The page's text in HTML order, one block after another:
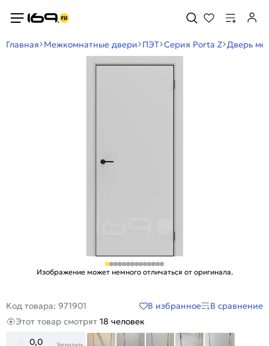
Главная Межкомнатные двери ПЭТ Серия Porta Z Дверь
Изображение может немного отличаться от оригинала.
Код товара: 971901 В избранное
В сравнение
Этот товар смотрят 18 человек
0,0
Загрузить